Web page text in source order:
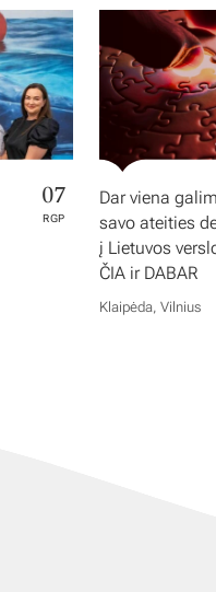
07
RGP
Dar viena
savo ateities
į Lietuvos
ČIA ir DABAR
Klaipėda, Vilnius